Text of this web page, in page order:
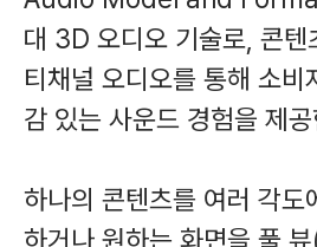
대 3D 오디오 기술로, 콘텐
티채널 오디오를 통해 소비
감 있는 사운드 경험을 제
하나의 콘텐츠를 여러 각도
하거나 원하는 화면을 풀